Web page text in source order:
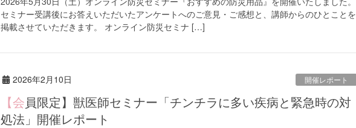
セミナー受講後にお答えいただいたアンケートへのご意見・ご感想と、講師からのひとことを
掲載させていただきます。 オンライン防災セミナ […]
2026年2月10日 開催レポート
【会員限定】獣医師セミナー「チンチラに多い疾病と緊急時の対
処法」開催レポート